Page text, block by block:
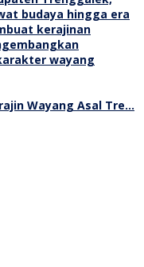
Wayang Asal Tre…